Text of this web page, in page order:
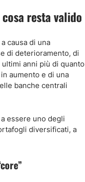
resta valido
causa di una
di deterioramento, di
anni più di quanto
aumento e di una
banche centrali
essere uno degli
diversificati, a